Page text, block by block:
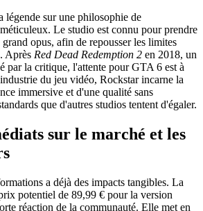
légende sur une philosophie de
Le studio est connu pour prendre
opus, afin de repousser les limites
Après Red Dead Redemption 2 en 2018, un
par la critique, l'attente pour GTA 6 est à
du jeu vidéo, Rockstar incarne la
immersive et d'une qualité sans
que d'autres studios tentent d'égaler.
sur le marché et les
a déjà des impacts tangibles. La
potentiel de 89,99 € pour la version
réaction de la communauté. Elle met en